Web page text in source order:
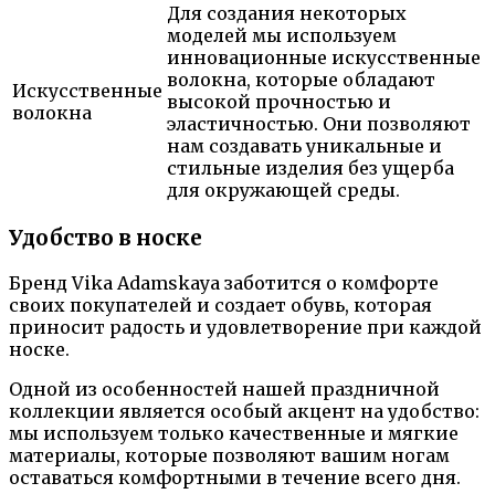
Искусственные
волокна
Для создания некоторых
моделей мы используем
инновационные искусственные
волокна, которые обладают
высокой прочностью и
эластичностью. Они позволяют
нам создавать уникальные и
стильные изделия без ущерба
для окружающей среды.
Удобство в носке
Бренд Vika Adamskaya заботится о комфорте
своих покупателей и создает обувь, которая
приносит радость и удовлетворение при каждой
носке.
Одной из особенностей нашей праздничной
коллекции является особый акцент на удобство:
мы используем только качественные и мягкие
материалы, которые позволяют вашим ногам
оставаться комфортными в течение всего дня.